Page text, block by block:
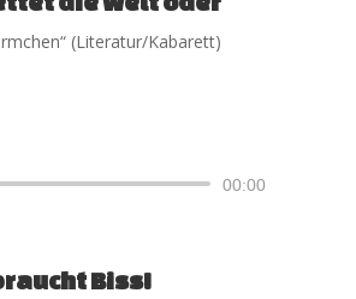
(Literatur/Kabarett)
Audio-
00:00
Biss!